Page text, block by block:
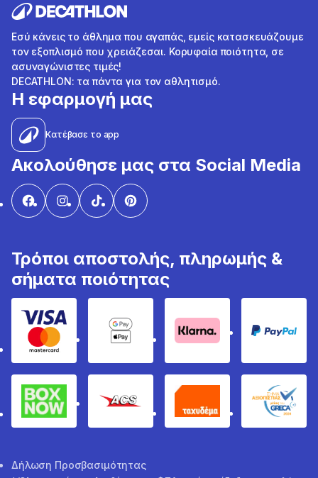
Εσύ κάνεις το άθλημα που αγαπάς, εμείς κατασκευάζουμε
τον εξοπλισμό που χρειάζεσαι. Κορυφαία ποιότητα, σε
ασυναγώνιστες τιμές!
DECATHLON: τα πάντα για τον αθλητισμό.
Η εφαρμογή μας
Κατέβασε το app
Ακολούθησε μας στα Social Media
Τρόποι αποστολής, πληρωμής &
σήματα ποιότητας
Visa & MastercardGoogle Pay & Apple Pay
Klarna PayPal
Box Now ACS Ταχυδέμα
Δήλωση Προσβασιμότητας